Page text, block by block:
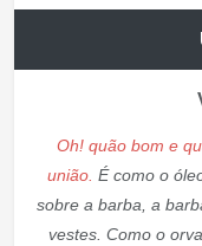
Oh! quão bom e
união. É como o
sobre a barba, a
vestes. Como o